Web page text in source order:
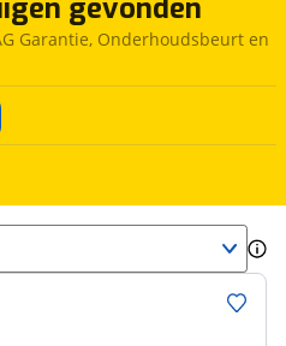
gevonden
Garantie, Onderhoudsbeurt en